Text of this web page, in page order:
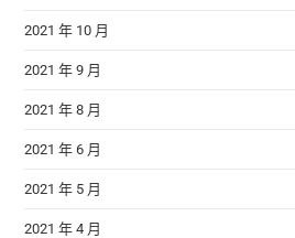
2021 年 10 月
2021 年 9 月
2021 年 8 月
2021 年 6 月
2021 年 5 月
2021 年 4 月